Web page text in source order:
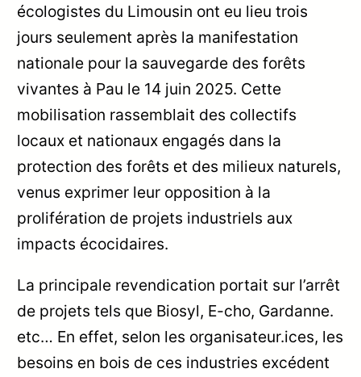
écologistes du Limousin ont eu lieu trois
jours seulement après la manifestation
nationale pour la sauvegarde des forêts
vivantes à Pau le 14 juin 2025. Cette
mobilisation rassemblait des collectifs
locaux et nationaux engagés dans la
protection des forêts et des milieux naturels,
venus exprimer leur opposition à la
prolifération de projets industriels aux
impacts écocidaires.
La principale revendication portait sur l’arrêt
de projets tels que Biosyl, E-cho, Gardanne.
etc… En effet, selon les organisateur.ices, les
besoins en bois de ces industries excédent